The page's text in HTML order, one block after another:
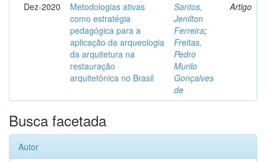
Dez-2020
Metodologias ativas
como estratégia
pedagógica para a
aplicação da arqueologia
da arquitetura na
restauração
arquitetônica no Brasil
Santos,
Jenilton
Ferreira;
Freitas,
Pedro
Murilo
Gonçalves
de
Artigo
Busca facetada
Autor